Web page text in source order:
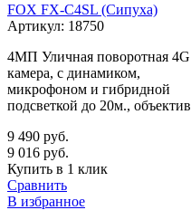
FOX FX-C4SL (Сипуха)
Артикул: 18750
4МП Уличная поворотная 4G
камера, с динамиком,
микрофоном и гибридной
подсветкой до 20м., объектив
9 490 руб.
9 016 руб.
Купить в 1 клик
Сравнить
В избранное